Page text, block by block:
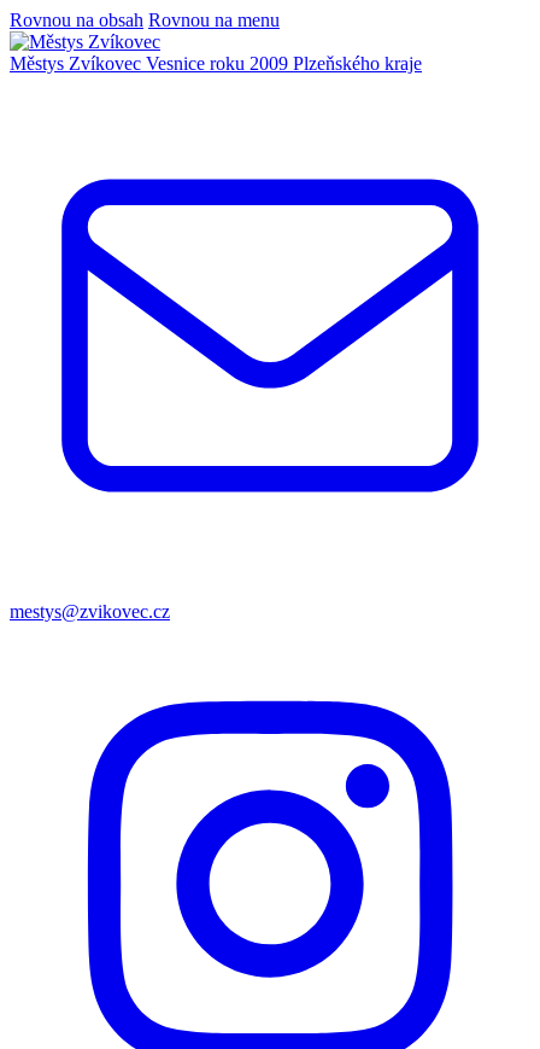
Rovnou na obsah Rovnou na menu
Městys Zvíkovec Vesnice roku 2009 Plzeňského kraje
mestys@zvikovec.cz